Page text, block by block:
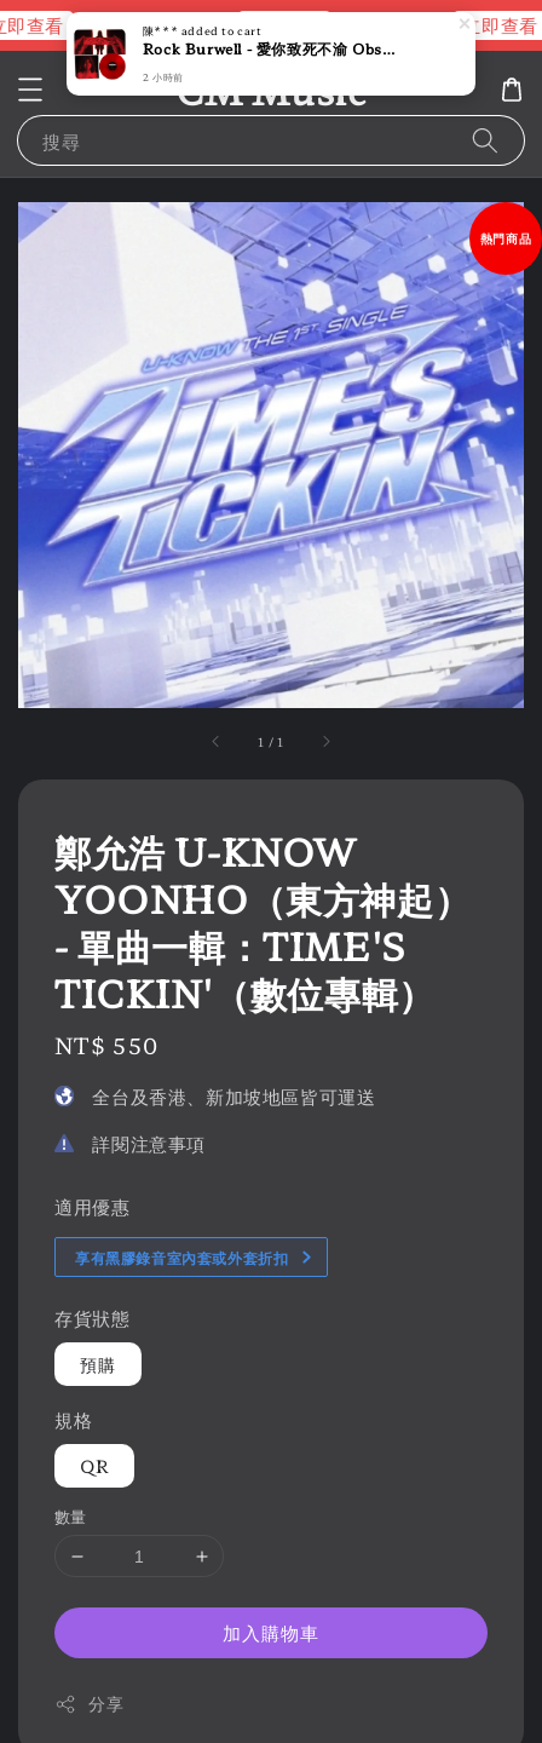
查看 進擊的巨人片頭曲 立即查看 立即查看
CM Music
搜尋
1 /1
熱門商品
鄭允浩 U-KNOW
YOONHO（東方神起）
- 單曲一輯：TIME'S
TICKIN'（數位專輯）
Regular
NT$ 550
全台及香港、新加坡地區皆可運送
詳閱注意事項
適用優惠
享有黑膠錄音室內套或外套折扣
存貨狀態
預購
規格
QR
數量
加入購物車
分享
陳*** added to cart
Rock Burwell - 愛你致死不渝 Obsession 【紅色彩膠】（黑膠唱片 LP）
2 小時前